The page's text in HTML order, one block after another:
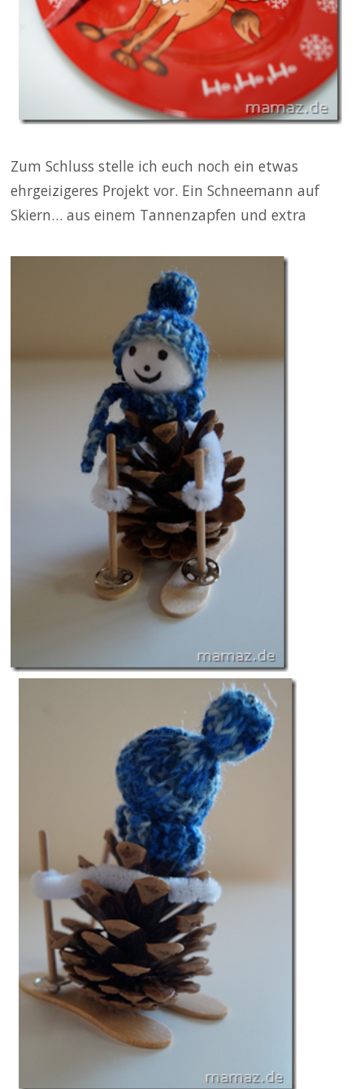
Zum Schluss stelle ich euch noch ein etwas
ehrgeizigeres Projekt vor. Ein Schneemann auf
Skiern… aus einem Tannenzapfen und extra